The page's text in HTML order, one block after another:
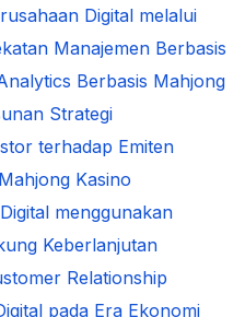
Digital melalui
Manajemen Berbasis
Berbasis Mahjong
Strategi
terhadap Emiten
Kasino
menggunakan
Keberlanjutan
Relationship
pada Era Ekonomi